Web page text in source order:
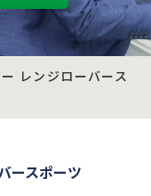
取マガジン
レンジローバース
ースポーツ